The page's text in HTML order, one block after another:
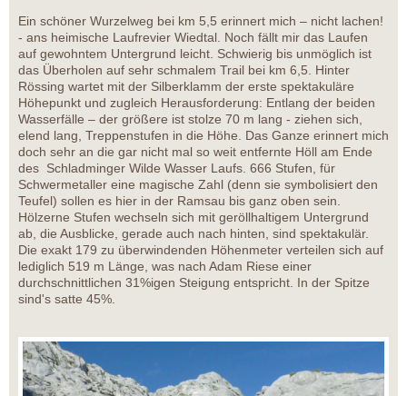
Ein schöner Wurzelweg bei km 5,5 erinnert mich – nicht lachen!
- ans heimische Laufrevier Wiedtal. Noch fällt mir das Laufen
auf gewohntem Untergrund leicht. Schwierig bis unmöglich ist
das Überholen auf sehr schmalem Trail bei km 6,5. Hinter
Rössing wartet mit der Silberklamm der erste spektakuläre
Höhepunkt und zugleich Herausforderung: Entlang der beiden
Wasserfälle – der größere ist stolze 70 m lang - ziehen sich,
elend lang, Treppenstufen in die Höhe. Das Ganze erinnert mich
doch sehr an die gar nicht mal so weit entfernte Höll am Ende
des Schladminger Wilde Wasser Laufs. 666 Stufen, für
Schwermetaller eine magische Zahl (denn sie symbolisiert den
Teufel) sollen es hier in der Ramsau bis ganz oben sein.
Hölzerne Stufen wechseln sich mit geröllhaltigem Untergrund
ab, die Ausblicke, gerade auch nach hinten, sind spektakulär.
Die exakt 179 zu überwindenden Höhenmeter verteilen sich auf
lediglich 519 m Länge, was nach Adam Riese einer
durchschnittlichen 31%igen Steigung entspricht. In der Spitze
sind's satte 45%.